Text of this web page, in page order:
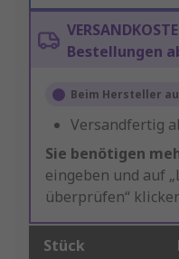
Bestellungen
Beim Hersteller
Versandfertig
Sie benötigen
eingeben und auf
überprüfen“
Stück